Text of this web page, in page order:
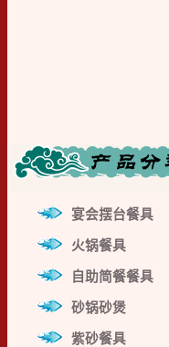
宴会摆台餐具
火锅餐具
自助简餐餐具
砂锅砂煲
紫砂餐具